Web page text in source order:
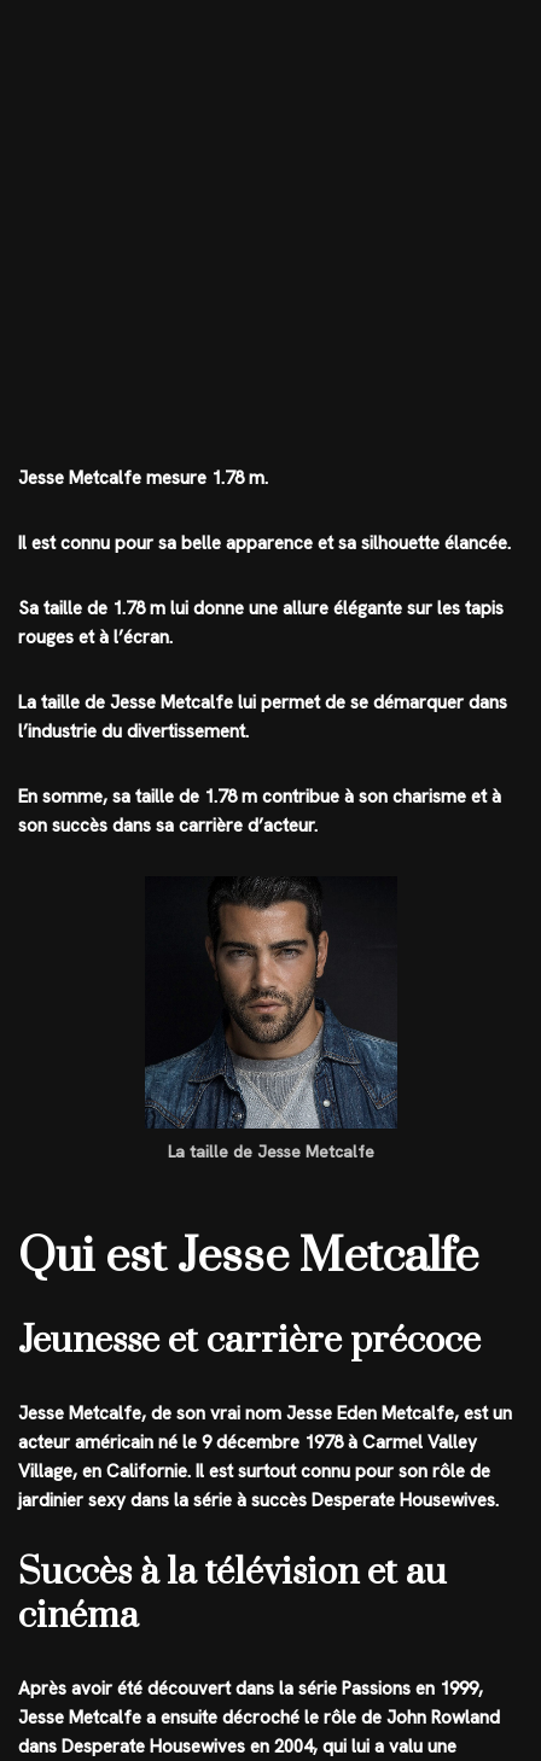
Jesse Metcalfe mesure 1.78 m.
Il est connu pour sa belle apparence et sa silhouette élancée.
Sa taille de 1.78 m lui donne une allure élégante sur les tapis
rouges et à l’écran.
La taille de Jesse Metcalfe lui permet de se démarquer dans
l’industrie du divertissement.
En somme, sa taille de 1.78 m contribue à son charisme et à
son succès dans sa carrière d’acteur.
La taille de Jesse Metcalfe
Qui est Jesse Metcalfe
Jeunesse et carrière précoce
Jesse Metcalfe, de son vrai nom Jesse Eden Metcalfe, est un
acteur américain né le 9 décembre 1978 à Carmel Valley
Village, en Californie. Il est surtout connu pour son rôle de
jardinier sexy dans la série à succès Desperate Housewives.
Succès à la télévision et au
cinéma
Après avoir été découvert dans la série Passions en 1999,
Jesse Metcalfe a ensuite décroché le rôle de John Rowland
dans Desperate Housewives en 2004, qui lui a valu une